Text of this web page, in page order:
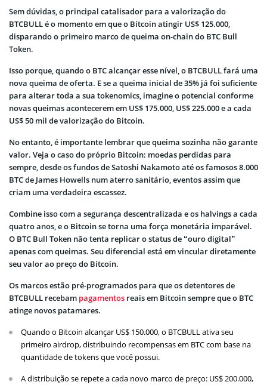
Sem dúvidas, o principal catalisador para a valorização do
BTCBULL é o momento em que o Bitcoin atingir US$ 125.000,
disparando o primeiro marco de queima on-chain do BTC Bull
Token.
Isso porque, quando o BTC alcançar esse nível, o BTCBULL fará uma
nova queima de oferta. E se a queima inicial de 35% já foi suficiente
para alterar toda a sua tokenomics, imagine o potencial conforme
novas queimas acontecerem em US$ 175.000, US$ 225.000 e a cada
US$ 50 mil de valorização do Bitcoin.
No entanto, é importante lembrar que queima sozinha não garante
valor. Veja o caso do próprio Bitcoin: moedas perdidas para
sempre, desde os fundos de Satoshi Nakamoto até os famosos 8.000
BTC de James Howells num aterro sanitário, eventos assim que
criam uma verdadeira escassez.
Combine isso com a segurança descentralizada e os halvings a cada
quatro anos, e o Bitcoin se torna uma força monetária imparável.
O BTC Bull Token não tenta replicar o status de “ouro digital”
apenas com queimas. Seu diferencial está em vincular diretamente
seu valor ao preço do Bitcoin.
Os marcos estão pré-programados para que os detentores de
BTCBULL recebam pagamentos reais em Bitcoin sempre que o BTC
atinge novos patamares.
Quando o Bitcoin alcançar US$ 150.000, o BTCBULL ativa seu
primeiro airdrop, distribuindo recompensas em BTC com base na
quantidade de tokens que você possui.
A distribuição se repete a cada novo marco de preço: US$ 200.000,